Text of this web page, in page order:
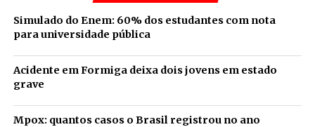
Simulado do Enem: 60% dos estudantes com nota
para universidade pública
Acidente em Formiga deixa dois jovens em estado
grave
Mpox: quantos casos o Brasil registrou no ano